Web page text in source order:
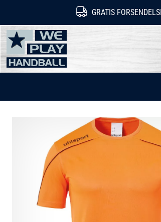
GRATIS
WePlayHandball.dk